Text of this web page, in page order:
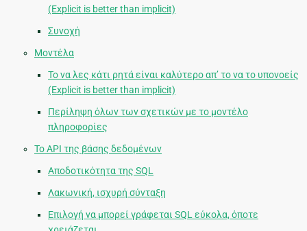
(Explicit is better than implicit)
Συνοχή
Μοντέλα
Το να λες κάτι ρητά είναι καλύτερο απ’ το να το υπονοείς
(Explicit is better than implicit)
Περίληψη όλων των σχετικών με το μοντέλο
πληροφορίες
Το API της βάσης δεδομένων
Αποδοτικότητα της SQL
Λακωνική, ισχυρή σύνταξη
Επιλογή να μπορεί γράφεται SQL εύκολα, όποτε